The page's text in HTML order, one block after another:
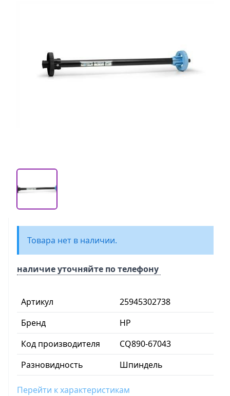
Артикул
25945302738
Бренд
HP
Код производителя
CQ890-67043
Разновидность
Шпиндель
Перейти к характеристикам
Товара нет в наличии.
наличие уточняйте по телефону